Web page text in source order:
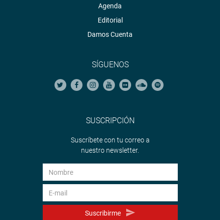
Agenda
Editorial
Damos Cuenta
SÍGUENOS
SUSCRIPCIÓN
Suscríbete con tu correo a
nuestro newsletter.
Suscribirme